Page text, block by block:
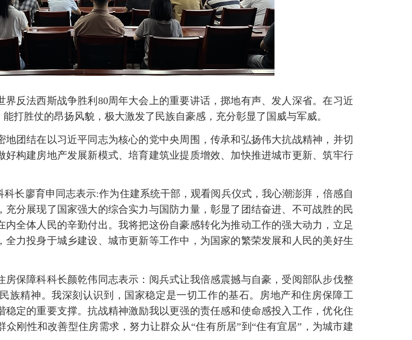
法西斯战争胜利80周年大会上的重要讲话，掷地有声、发人深省。在习近
打胜仗的昂扬风貌，极大激发了民族自豪感，充分彰显了国威与军威。
结在以习近平同志为核心的党中央周围，传承和弘扬伟大抗战精神，并切
构建房地产发展新模式、培育建筑业提质增效、加快推进城市更新、筑牢行
廖育申同志表示:作为住建系统干部，观看阅兵仪式，我心潮澎湃，倍感自
分展现了国家强大的综合实力与国防力量，彰显了团结奋进、不可战胜的民
全体人民的辛勤付出。我将把这份自豪感转化为推动工作的强大动力，立足
力投身于城乡建设、城市更新等工作中，为国家的繁荣发展和人民的美好生
障科科长颜乾伟同志表示：阅兵式让我倍感震撼与自豪，受阅部队步伐整
族精神。我深刻认识到，国家稳定是一切工作的基石。房地产和住房保障工
定的重要支撑。抗战精神激励我以更强的责任感和使命感投入工作，优化住
刚性和改善型住房需求，努力让群众从“住有所居”到“住有宜居”，为城市建